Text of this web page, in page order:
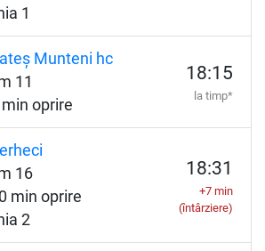
1
Munteni hc
11
min oprire
18:15
la timp*
16
min oprire
2
18:31
+7 min
(întârziere)